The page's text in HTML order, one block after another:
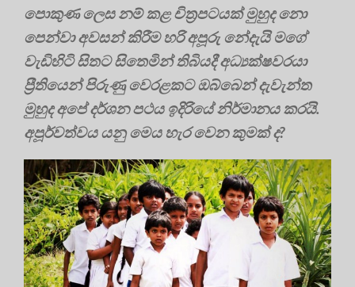
පොකුණ ලෙස නම් කළ චිත්‍රපටයක් මුහුද නො
පෙන්වා අවසන් කිරීම හරි අපූරු නේදැයි මගේ
වැඩිහිටි සිතට සිතෙමින් තිබියදී අධ්‍යක්ෂවරයා
ප්‍රීතියෙන් පිරුණු වෙරළකට ඔබ්බෙන් දැවැන්ත
මුහුද අපේ දර්ශන පථය ඉදිරියේ නිර්මානය කරයි.
අපූර්වත්වය යනු මෙය හැර වෙන කුමක් ද?